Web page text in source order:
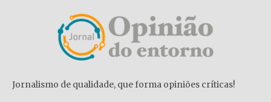
Jornalismo de qualidade, que forma opiniões críticas!